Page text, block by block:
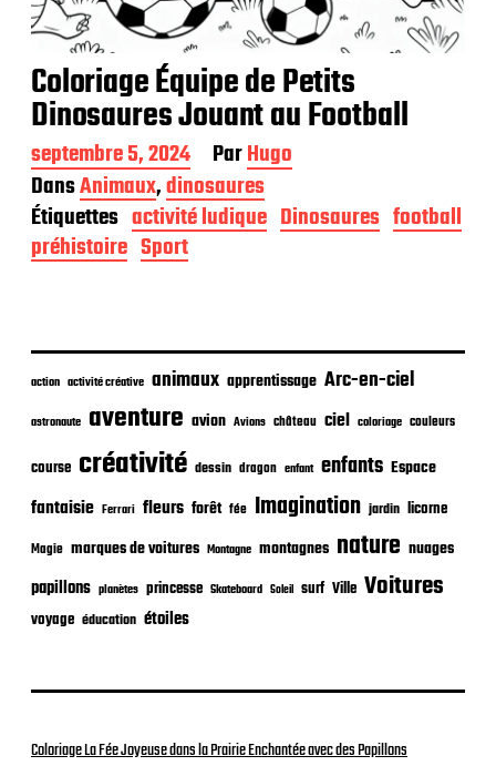
Coloriage Équipe de Petits
Dinosaures Jouant au Football
D
a
t
e
d
e
l
i
a
i
n
septembre 5, 2024 ParHugo
DansAnimaux,dinosaures
Étiquettes activité ludique Dinosaures football
préhistoire Sport
action activité créative animaux apprentissage Arc-en-ciel
astronaute aventure avion Avions château ciel coloriage couleurs
course créativité dessin dragon enfant enfants Espace
fantaisie Ferrari fleurs forêt fée Imagination jardin licorne
Magie marques de voitures Montagne montagnes nature nuages
papillons planètes princesse Skateboard Soleil surf Ville Voitures
voyage éducation étoiles
Coloriage La Fée Joyeuse dans la Prairie Enchantée avec des Papillons